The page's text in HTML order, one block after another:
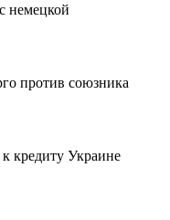
немецкой
против союзника
кредиту Украине